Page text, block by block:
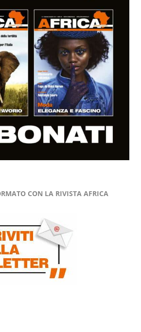
CON LA RIVISTA AFRICA